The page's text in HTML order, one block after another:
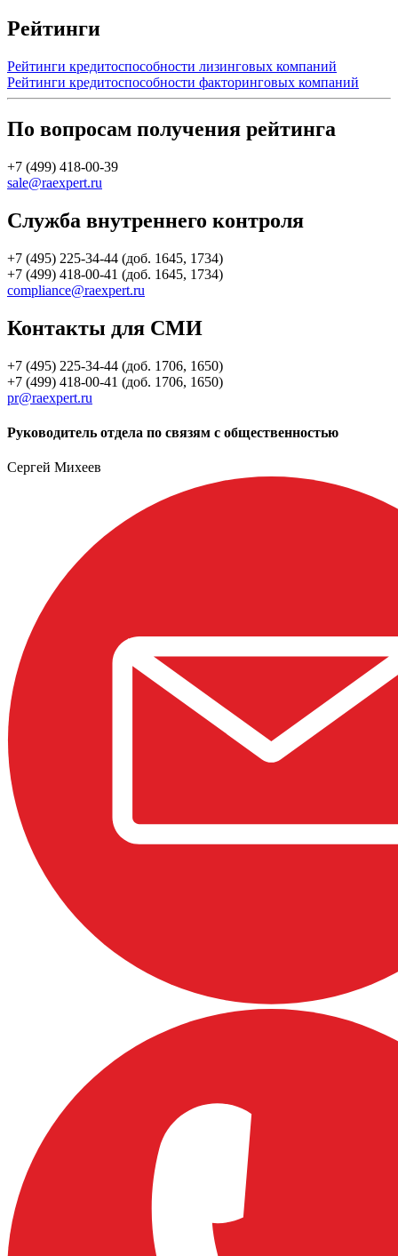
Рейтинги
Рейтинги кредитоспособности лизинговых компаний
Рейтинги кредитоспособности факторинговых компаний
По вопросам получения рейтинга
+7 (499) 418-00-39
sale@raexpert.ru
Служба внутреннего контроля
+7 (495) 225-34-44 (доб. 1645, 1734)
+7 (499) 418-00-41 (доб. 1645, 1734)
compliance@raexpert.ru
Контакты для СМИ
+7 (495) 225-34-44 (доб. 1706, 1650)
+7 (499) 418-00-41 (доб. 1706, 1650)
pr@raexpert.ru
Руководитель отдела по связям с общественностью
Сергей Михеев